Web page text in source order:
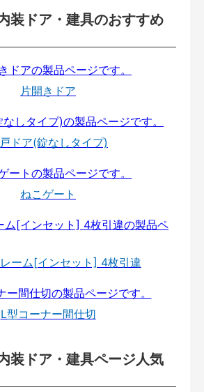
装ドア・建具のおすすめ
片開きドア
ドア(錠なしタイプ)
ねこゲート
ーム[インセット] 4枚引違
L型コーナー間仕切
装ドア・建具ページ人気